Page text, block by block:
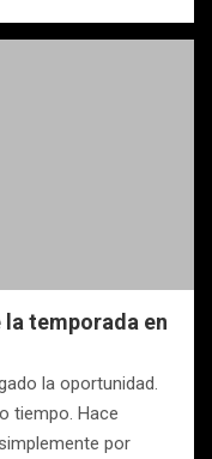
temporada en
la oportunidad.
tiempo. Hace
por